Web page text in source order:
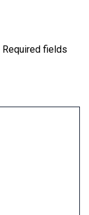
Required fields